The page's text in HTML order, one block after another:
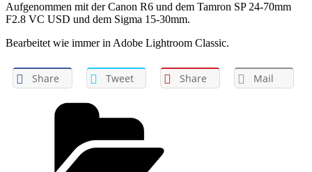
Aufgenommen mit der Canon R6 und dem Tamron SP 24-70mm
F2.8 VC USD und dem Sigma 15-30mm.
Bearbeitet wie immer in Adobe Lightroom Classic.
Share Tweet Share Mail